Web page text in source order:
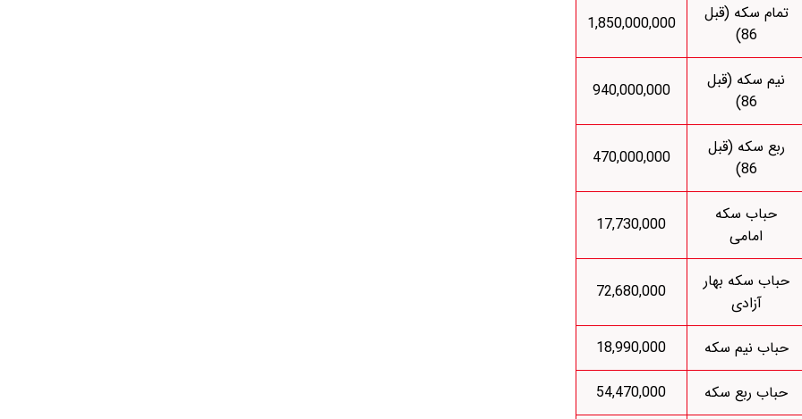
تمام سکه (قبل
86)
1,850,000,000
نیم سکه (قبل
86)
940,000,000
ربع سکه (قبل
86)
470,000,000
حباب سکه
امامی
17,730,000
حباب سکه بهار
آزادی
72,680,000
حباب نیم سکه
18,990,000
حباب ربع سکه
54,470,000